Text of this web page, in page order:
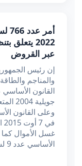
2022
عبر القروض
إن رئيس
والمناجم
غسل الأموال كما
الأساسي عدد 9 لسنة 201